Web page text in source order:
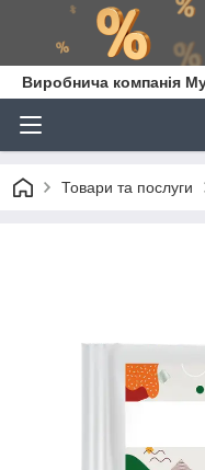
Виробнича компанія
Товари та послуги